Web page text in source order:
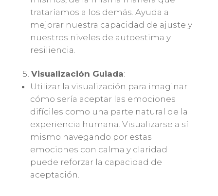
trataríamos a los demás. Ayuda a
mejorar nuestra capacidad de ajuste y
nuestros niveles de autoestima y
resiliencia.
Visualización Guiada:
Utilizar la visualización para imaginar
cómo sería aceptar las emociones
difíciles como una parte natural de la
experiencia humana. Visualizarse a sí
mismo navegando por estas
emociones con calma y claridad
puede reforzar la capacidad de
aceptación.